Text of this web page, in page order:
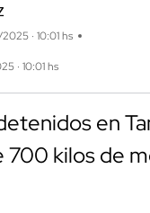
· 10:01 hs
· 10:01 hs
en
700 kilos de